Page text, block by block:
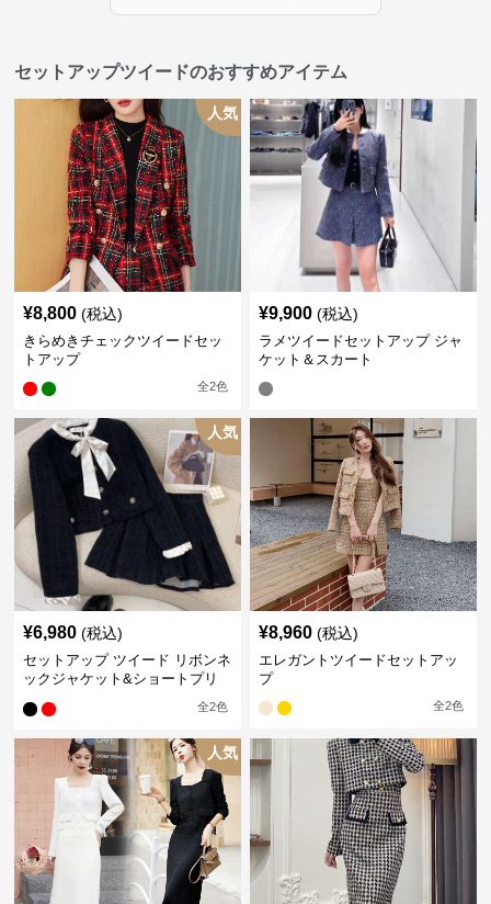
セットアップツイードのおすすめアイテム
人気
¥8,800 (税込)
きらめきチェックツイードセッ
トアップ
全2色
¥9,900 (税込)
ラメツイードセットアップ ジャ
ケット＆スカート
人気
¥6,980 (税込)
セットアップ ツイード リボンネ
ックジャケット&ショートプリ
全2色
¥8,960 (税込)
エレガントツイードセットアッ
プ
全2色
人気